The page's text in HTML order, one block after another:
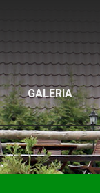
GALERIA